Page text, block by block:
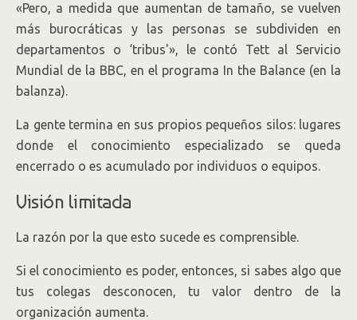
«Pero, a medida que aumentan de tamaño, se vuelven
más burocráticas y las personas se subdividen en
departamentos o ‘tribus'», le contó Tett al Servicio
Mundial de la BBC, en el programa In the Balance (en la
balanza).
La gente termina en sus propios pequeños silos: lugares
donde el conocimiento especializado se queda
encerrado o es acumulado por individuos o equipos.
Visión limitada
La razón por la que esto sucede es comprensible.
Si el conocimiento es poder, entonces, si sabes algo que
tus colegas desconocen, tu valor dentro de la
organización aumenta.